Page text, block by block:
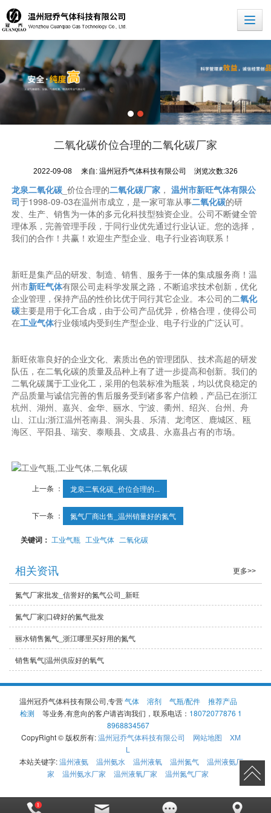
二氧化碳价位合理的二氧化碳厂家
2022-09-08 来自:温州冠乔气体科技有限公司 浏览次数:326
龙泉二氧化碳 _价位合理的二氧化碳厂家 ，温州市新旺气体有限公
司于1998-09-03在温州市成立，是一家可靠从事二氧化碳的研
发、生产、销售为一体的多元化科技型独资企业。公司不断健全管
理体系，完善管理手段，于同行业优先通过行业认证。您的选择，
我们的合作！共赢！欢迎生产型企业、电子行业咨询联系！
新旺是集产品的研发、制造、销售、服务于一体的集成服务商！温
州市新旺气体有限公司走科学发展之路，不断追求技术创新，优化
企业管理，保持产品的性价比优于同行其它企业。本公司的二氧化
碳主要是用于化工合成，由于公司产品优异，价格合理，使得公司
在工业气体行业领域内受到生产型企业、电子行业的广泛认可。
新旺依靠良好的企业文化、素质出色的管理团队、技术高超的研发
队伍，在二氧化碳的质量及品种上有了进一步提高和创新。我们的
二氧化碳属于工业化工，采用的包装标准为瓶装，均以优良稳定的
产品质量与诚信完善的售后服务受到诸多客户信赖，产品已在浙江
杭州、湖州、嘉兴、金华、丽水、宁波、衢州、绍兴、台州、舟
山、江山;浙江温州苍南县、洞头县、乐清、龙湾区、鹿城区、瓯
海区、平阳县、瑞安、泰顺县、文成县、永嘉县占有的市场。
上一条 ： 龙泉二氧化碳_价位合理的...
下一条 ： 氮气厂商出售_温州销量好的氮气
关键词：工业气瓶 工业气体 二氧化碳
相关资讯 更多>>
氮气厂家批发_信誉好的氮气公司_新旺
氮气厂家|口碑好的氮气批发
丽水销售氮气_浙江哪里买好用的氮气
销售氧气|温州供应好的氧气
温州冠乔气体科技有限公司,专营气体 溶剂 气瓶/配件
推荐产品
检测
等业务,有意向的客户请咨询我们，联系电话： 18072077876 1
8968834567
CopyRight © 版权所有:温州冠乔气体科技有限公司 网站地图
XM
L
本站关键字:温州液氨 温州氨水 温州液氧 温州氮气
温州液氨厂
家
温州氨水厂家 温州液氧厂家 温州氮气厂家